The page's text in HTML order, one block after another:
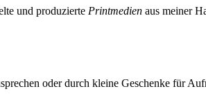
und produzierte Printmedien aus meiner
oder durch kleine Geschenke für